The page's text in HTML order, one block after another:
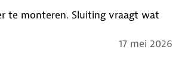
te monteren. Sluiting vraagt wat
17 mei 2026